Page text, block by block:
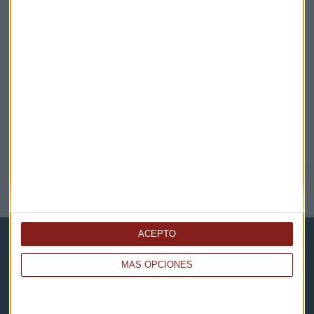
MÁS OPCIONES
ACEPTO
NOTICIAS RELACIONADAS